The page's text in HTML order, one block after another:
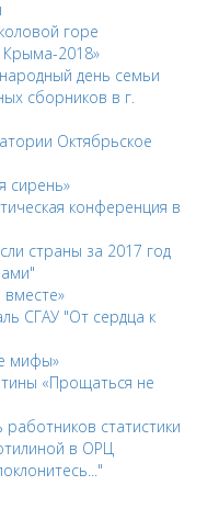
горе
2018»
день семьи
сборников в г.
Октябрьское
сирень»
конференция в
страны за 2017 год
СГАУ "От сердца к
мифы»
«Прощаться не
статистики
в ОРЦ